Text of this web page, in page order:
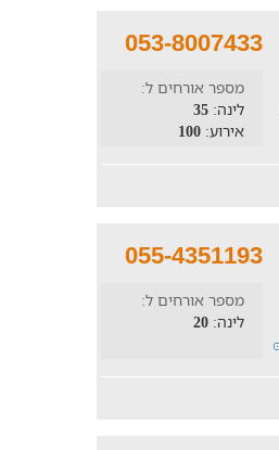
053-8007433
מספר אורחים ל:
לינה:35
אירוע:100
055-4351193
מספר אורחים ל:
לינה:20